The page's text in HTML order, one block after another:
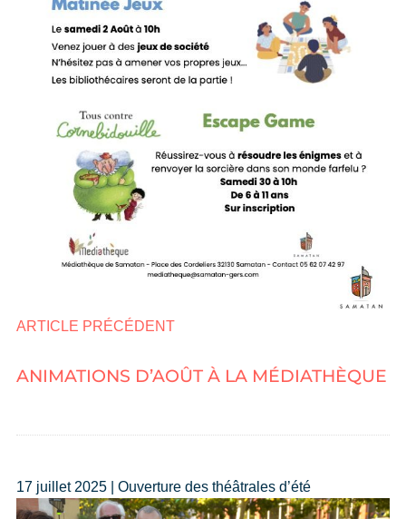
ARTICLE PRÉCÉDENT
ANIMATIONS D’AOÛT À LA MÉDIATHÈQUE
17 juillet 2025 | Ouverture des théâtrales d’été